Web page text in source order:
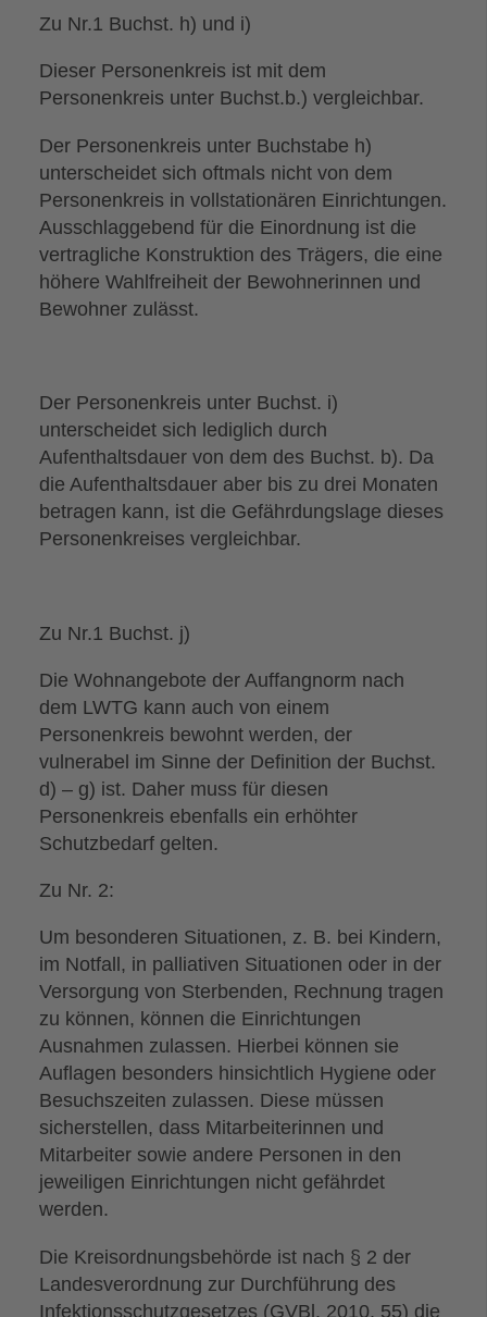
Zu Nr.1 Buchst. h) und i)
Dieser Personenkreis ist mit dem
Personenkreis unter Buchst.b.) vergleichbar.
Der Personenkreis unter Buchstabe h)
unterscheidet sich oftmals nicht von dem
Personenkreis in vollstationären Einrichtungen.
Ausschlaggebend für die Einordnung ist die
vertragliche Konstruktion des Trägers, die eine
höhere Wahlfreiheit der Bewohnerinnen und
Bewohner zulässt.
Der Personenkreis unter Buchst. i)
unterscheidet sich lediglich durch
Aufenthaltsdauer von dem des Buchst. b). Da
die Aufenthaltsdauer aber bis zu drei Monaten
betragen kann, ist die Gefährdungslage dieses
Personenkreises vergleichbar.
Zu Nr.1 Buchst. j)
Die Wohnangebote der Auffangnorm nach
dem LWTG kann auch von einem
Personenkreis bewohnt werden, der
vulnerabel im Sinne der Definition der Buchst.
d) – g) ist. Daher muss für diesen
Personenkreis ebenfalls ein erhöhter
Schutzbedarf gelten.
Zu Nr. 2:
Um besonderen Situationen, z. B. bei Kindern,
im Notfall, in palliativen Situationen oder in der
Versorgung von Sterbenden, Rechnung tragen
zu können, können die Einrichtungen
Ausnahmen zulassen. Hierbei können sie
Auflagen besonders hinsichtlich Hygiene oder
Besuchszeiten zulassen. Diese müssen
sicherstellen, dass Mitarbeiterinnen und
Mitarbeiter sowie andere Personen in den
jeweiligen Einrichtungen nicht gefährdet
werden.
Die Kreisordnungsbehörde ist nach § 2 der
Landesverordnung zur Durchführung des
Infektionsschutzgesetzes (GVBl. 2010, 55) die